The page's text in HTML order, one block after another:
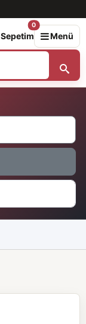
Sepetim
0
Menü